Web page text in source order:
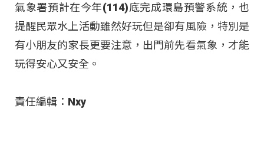
氣象署預計在今年(114)底完成環島預警系統，也
提醒民眾水上活動雖然好玩但是卻有風險，特別是
有小朋友的家長更要注意，出門前先看氣象，才能
玩得安心又安全。
責任編輯：Nxy